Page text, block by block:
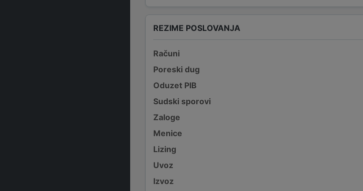
REZIME POSLOVANJA
Računi
Poreski dug
Oduzet PIB
Sudski sporovi
Zaloge
Menice
Lizing
Uvoz
Izvoz